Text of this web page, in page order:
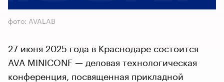
фото: AVALAB
27 июня 2025 года в Краснодаре состоится
AVA MINICONF — деловая технологическая
конференция, посвященная прикладной